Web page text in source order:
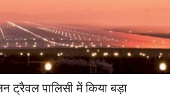
ट्रैवल पालिसी में किया बड़ा